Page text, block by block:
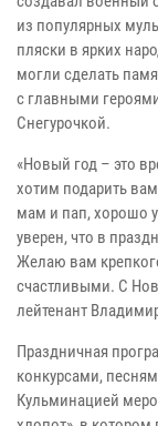
из популярных
пляски в ярких
могли сделать
с главными
Снегурочкой.
«Новый год – это
хотим подарить
мам и пап, хорошо
уверен, что в
Желаю вам
счастливыми. С
лейтенант
Праздничная
конкурсами,
Кульминацией